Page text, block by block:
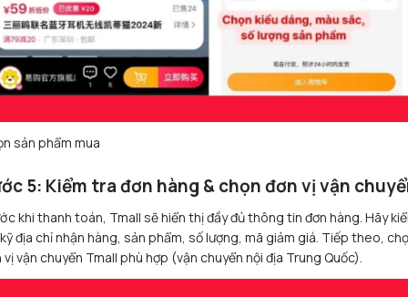
sản phẩm mua
5: Kiểm tra đơn hàng & chọn đơn vị vận
khi thanh toán, Tmall sẽ hiển thị đầy đủ thông tin đơn hàng. Hãy
địa chỉ nhận hàng, sản phẩm, số lượng, mã giảm giá. Tiếp theo,
vị vận chuyển Tmall phù hợp (vận chuyển nội địa Trung Quốc).